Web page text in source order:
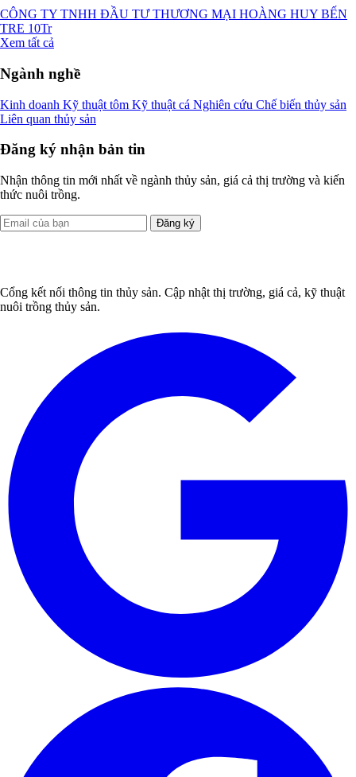
CÔNG TY TNHH ĐẦU TƯ THƯƠNG MẠI HOÀNG HUY BẾN
TRE 10Tr
Xem tất cả
Ngành nghề
Kinh doanh Kỹ thuật tôm Kỹ thuật cá Nghiên cứu Chế biến thủy sản
Liên quan thủy sản
Đăng ký nhận bản tin
Nhận thông tin mới nhất về ngành thủy sản, giá cả thị trường và kiến
thức nuôi trồng.
Đăng ký
Cổng kết nối thông tin thủy sản. Cập nhật thị trường, giá cả, kỹ thuật
nuôi trồng thủy sản.